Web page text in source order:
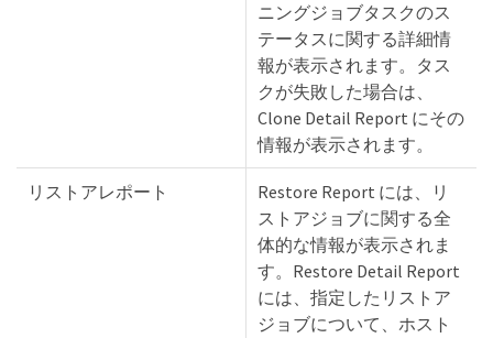
ニングジョブタスクのス
テータスに関する詳細情
報が表示されます。タス
クが失敗した場合は、
Clone Detail Report にその
情報が表示されます。
リストアレポート
Restore Report には、リ
ストアジョブに関する全
体的な情報が表示されま
す。Restore Detail Report
には、指定したリストア
ジョブについて、ホスト